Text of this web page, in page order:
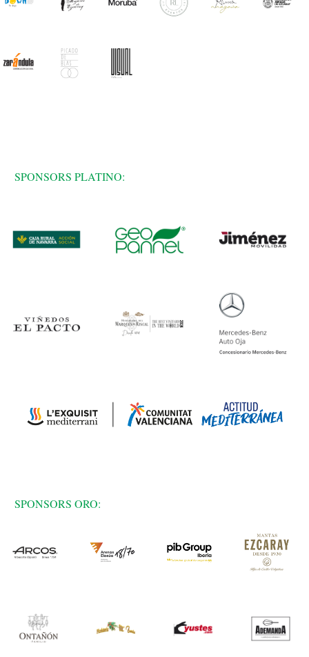
SPONSORS PLATINO:
SPONSORS ORO: